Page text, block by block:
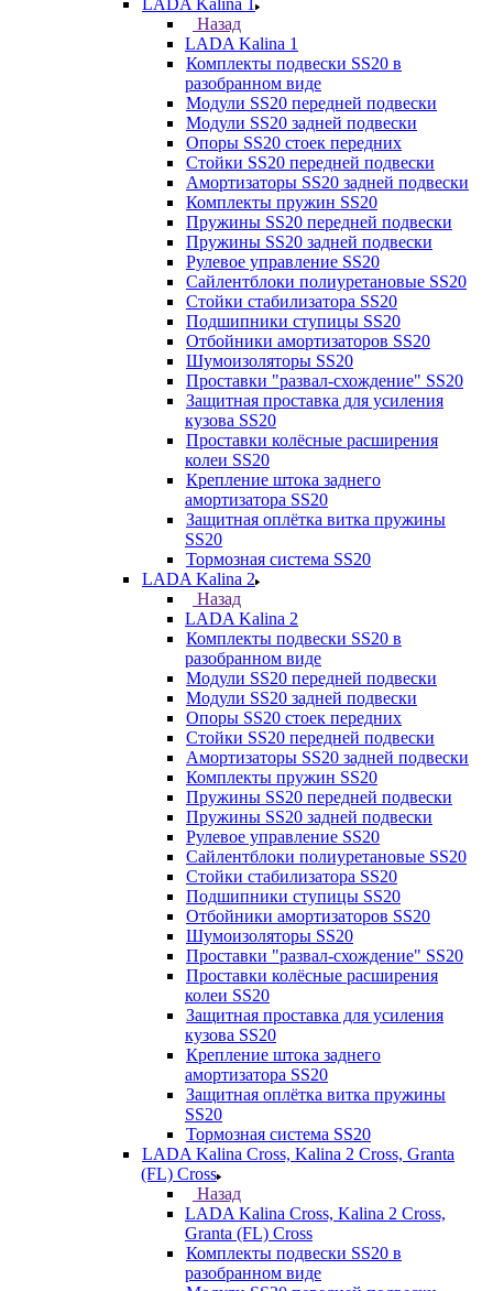
LADA Kalina 1
Назад
LADA Kalina 1
Комплекты подвески SS20 в
разобранном виде
Модули SS20 передней подвески
Модули SS20 задней подвески
Опоры SS20 стоек передних
Стойки SS20 передней подвески
Амортизаторы SS20 задней подвески
Комплекты пружин SS20
Пружины SS20 передней подвески
Пружины SS20 задней подвески
Рулевое управление SS20
Сайлентблоки полиуретановые SS20
Стойки стабилизатора SS20
Подшипники ступицы SS20
Отбойники амортизаторов SS20
Шумоизоляторы SS20
Проставки "развал-схождение" SS20
Защитная проставка для усиления
кузова SS20
Проставки колёсные расширения
колеи SS20
Крепление штока заднего
амортизатора SS20
Защитная оплётка витка пружины
SS20
Тормозная система SS20
LADA Kalina 2
Назад
LADA Kalina 2
Комплекты подвески SS20 в
разобранном виде
Модули SS20 передней подвески
Модули SS20 задней подвески
Опоры SS20 стоек передних
Стойки SS20 передней подвески
Амортизаторы SS20 задней подвески
Комплекты пружин SS20
Пружины SS20 передней подвески
Пружины SS20 задней подвески
Рулевое управление SS20
Сайлентблоки полиуретановые SS20
Стойки стабилизатора SS20
Подшипники ступицы SS20
Отбойники амортизаторов SS20
Шумоизоляторы SS20
Проставки "развал-схождение" SS20
Проставки колёсные расширения
колеи SS20
Защитная проставка для усиления
кузова SS20
Крепление штока заднего
амортизатора SS20
Защитная оплётка витка пружины
SS20
Тормозная система SS20
LADA Kalina Cross, Kalina 2 Cross, Granta
(FL) Cross
Назад
LADA Kalina Cross, Kalina 2 Cross,
Granta (FL) Cross
Комплекты подвески SS20 в
разобранном виде